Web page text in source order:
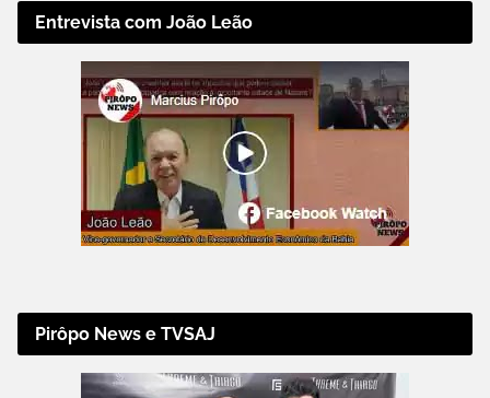
Entrevista com João Leão
Pirôpo News e TVSAJ